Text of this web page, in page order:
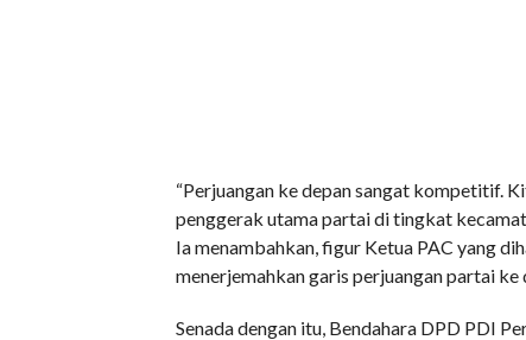
“Perjuangan ke depan sangat kompetitif.
penggerak utama partai di tingkat
Ia menambahkan, figur Ketua PAC yang
menerjemahkan garis perjuangan partai ke
Senada dengan itu, Bendahara DPD PDI